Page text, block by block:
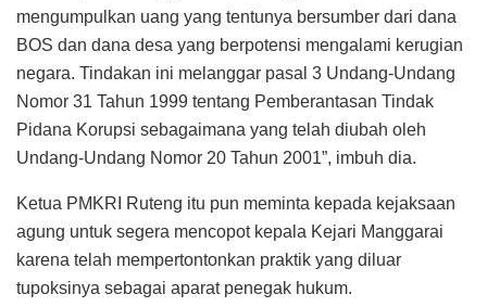
mengumpulkan uang yang tentunya bersumber dari dana
BOS dan dana desa yang berpotensi mengalami kerugian
negara. Tindakan ini melanggar pasal 3 Undang-Undang
Nomor 31 Tahun 1999 tentang Pemberantasan Tindak
Pidana Korupsi sebagaimana yang telah diubah oleh
Undang-Undang Nomor 20 Tahun 2001”, imbuh dia.
Ketua PMKRI Ruteng itu pun meminta kepada kejaksaan
agung untuk segera mencopot kepala Kejari Manggarai
karena telah mempertontonkan praktik yang diluar
tupoksinya sebagai aparat penegak hukum.